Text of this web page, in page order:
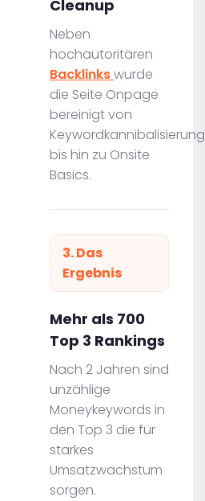
Cleanup
Neben
hochautoritären
Backlinkswurde
die Seite Onpage
bereinigt von
Keywordkannibalisierung
bis hin zu Onsite
Basics.
3. Das
Ergebnis
Mehr als 700
Top 3 Rankings
Nach 2 Jahren sind
unzählige
Moneykeywords in
den Top 3 die für
starkes
Umsatzwachstum
sorgen.